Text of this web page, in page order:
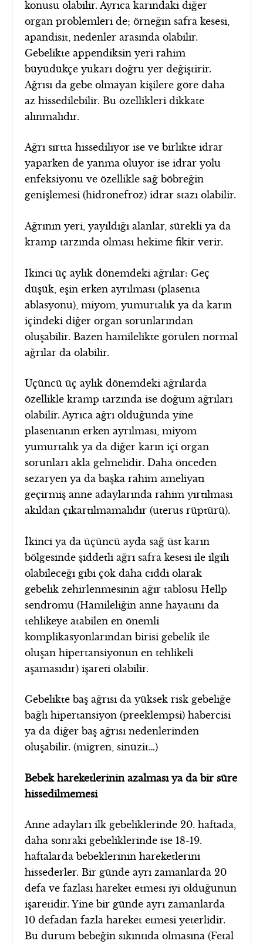
konusu olabilir. Ayrıca karındaki diğer
organ problemleri de; örneğin safra kesesi,
apandisit, nedenler arasında olabilir.
Gebelikte appendiksin yeri rahim
büyüdükçe yukarı doğru yer değiştirir.
Ağrısı da gebe olmayan kişilere göre daha
az hissedilebilir. Bu özellikleri dikkate
alınmalıdır.
Ağrı sırtta hissediliyor ise ve birlikte idrar
yaparken de yanma oluyor ise idrar yolu
enfeksiyonu ve özellikle sağ böbreğin
genişlemesi (hidronefroz) idrar stazı olabilir.
Ağrının yeri, yayıldığı alanlar, sürekli ya da
kramp tarzında olması hekime fikir verir.
İkinci üç aylık dönemdeki ağrılar: Geç
düşük, eşin erken ayrılması (plasenta
ablasyonu), miyom, yumurtalık ya da karın
içindeki diğer organ sorunlarından
oluşabilir. Bazen hamilelikte görülen normal
ağrılar da olabilir.
Üçüncü üç aylık dönemdeki ağrılarda
özellikle kramp tarzında ise doğum ağrıları
olabilir. Ayrıca ağrı olduğunda yine
plasentanın erken ayrılması, miyom
yumurtalık ya da diğer karın içi organ
sorunları akla gelmelidir. Daha önceden
sezaryen ya da başka rahim ameliyatı
geçirmiş anne adaylarında rahim yırtılması
akıldan çıkartılmamalıdır (uterus rüptürü).
İkinci ya da üçüncü ayda sağ üst karın
bölgesinde şiddetli ağrı safra kesesi ile ilgili
olabileceği gibi çok daha ciddi olarak
gebelik zehirlenmesinin ağır tablosu Hellp
sendromu (Hamileliğin anne hayatını da
tehlikeye atabilen en önemli
komplikasyonlarından birisi gebelik ile
oluşan hipertansiyonun en tehlikeli
aşamasıdır) işareti olabilir.
Gebelikte baş ağrısı da yüksek risk gebeliğe
bağlı hipertansiyon (preeklempsi) habercisi
ya da diğer baş ağrısı nedenlerinden
oluşabilir. (migren, sinüzit…)
Bebek hareketlerinin azalması ya da bir süre
hissedilmemesi
Anne adayları ilk gebeliklerinde 20. haftada,
daha sonraki gebeliklerinde ise 18-19.
haftalarda bebeklerinin hareketlerini
hissederler. Bir günde ayrı zamanlarda 20
defa ve fazlası hareket etmesi iyi olduğunun
işaretidir. Yine bir günde ayrı zamanlarda
10 defadan fazla hareket etmesi yeterlidir.
Bu durum bebeğin sıkıntıda olmasına (Fetal